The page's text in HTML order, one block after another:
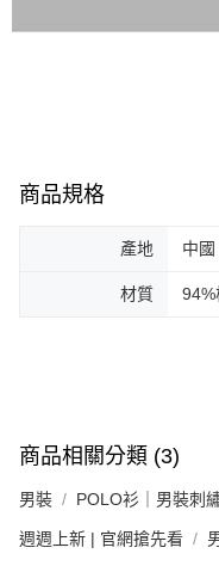
商品規格
產地 中國
材質 94%
商品相關分類 (3)
男裝 POLO衫｜男裝刺
週週上新 | 官網搶先看